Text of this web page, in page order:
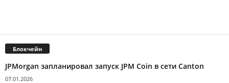
Блокчейн
JPMorgan запланировал запуск JPM Coin в сети Canton
07.01.2026